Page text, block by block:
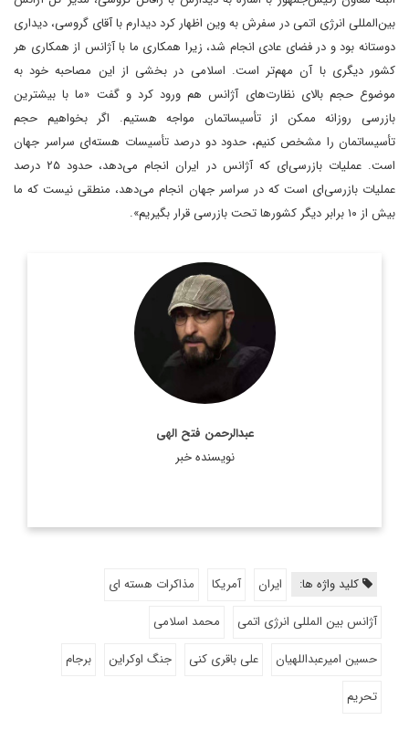
بین‌المللی انرژی اتمی در سفرش به وین اظهار کرد‌ دیدارم با آقای گروسی، دیداری
دوستانه بود و در فضای عادی انجام شد، زیرا همکاری ما با آژانس از همکاری هر
کشور دیگری با آن مهم‌تر است. اسلامی در بخشی از این مصاحبه خود به
موضوع حجم بالای نظارت‌های آژانس هم ورود کرد و گفت «ما با بیشترین
بازرسی روزانه ممکن از تأسیساتمان مواجه هستیم. اگر بخواهیم حجم
تأسیساتمان را مشخص کنیم، حدود دو درصد تأسیسات هسته‌ای سراسر جهان
است. عملیات بازرسی‌ای که آژانس در ایران انجام می‌دهد، حدود ۲۵ درصد
عملیات بازرسی‌ای است که در سراسر جهان انجام می‌دهد، منطقی نیست که ما
بیش از ۱۰ برابر دیگر کشورها تحت بازرسی قرار بگیریم».
عبدالرحمن فتح الهی
نویسنده خبر
روزنامه نگار و کارشناس ارشد روزنامه نگاری سیاسی و عضو
تحریریه دیپلماسی ایرانی.
اطلاعات بیشتر
کلید واژه ها: ایران آمریکا
مذاکرات هسته ای
آژانس بین المللی انرژی اتمی
محمد اسلامی
حسین امیرعبداللهیان
علی باقری کنی جنگ اوکراین
برجام
تحریم